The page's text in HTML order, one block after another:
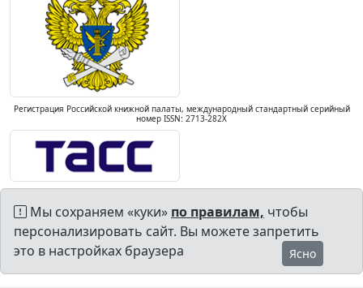
Регистрация Российской книжной палаты, международный стандартный серийный
номер ISSN: 2713-282X
Мы сохраняем «куки» по правилам, чтобы
персонализировать сайт. Вы можете запретить
это в настройках браузера
Ясно